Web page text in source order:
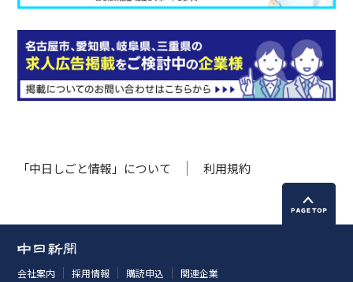
「中日しごと情報」について 利用規約
会社案内 採用情報 購読申込 関連企業